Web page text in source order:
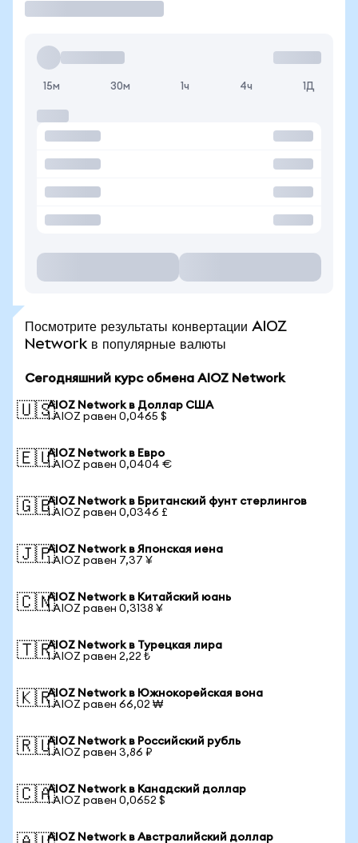
15м 30м 1ч 4ч 1Д
Посмотрите результаты конвертации AIOZ
Network в популярные валюты
Сегодняшний курс обмена AIOZ Network
🇺🇸AIOZ Network в Доллар США
1 AIOZ равен 0,0465 $
🇪🇺AIOZ Network в Евро
1 AIOZ равен 0,0404 €
🇬🇧AIOZ Network в Британский фунт стерлингов
1 AIOZ равен 0,0346 £
🇯🇵AIOZ Network в Японская иена
1 AIOZ равен 7,37 ¥
🇨🇳AIOZ Network в Китайский юань
1 AIOZ равен 0,3138 ¥
🇹🇷AIOZ Network в Турецкая лира
1 AIOZ равен 2,22 ₺
🇰🇷AIOZ Network в Южнокорейская вона
1 AIOZ равен 66,02 ₩
🇷🇺AIOZ Network в Российский рубль
1 AIOZ равен 3,86 ₽
🇨🇦AIOZ Network в Канадский доллар
1 AIOZ равен 0,0652 $
AIOZ Network в Австралийский доллар